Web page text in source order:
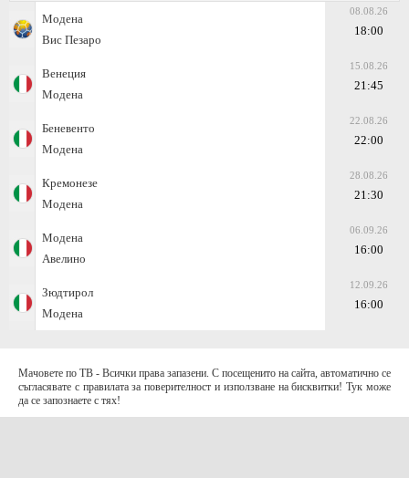
Модена
Вис Пезаро
08.08.26
18:00
Венеция
Модена
15.08.26
21:45
Беневенто
Модена
22.08.26
22:00
Кремонезе
Модена
28.08.26
21:30
Модена
Авелино
06.09.26
16:00
Зюдтирол
Модена
12.09.26
16:00
Мачовете по ТВ - Всички права запазени. С посещенито на сайта, автоматично се
съгласявате с правилата за поверителност и използване на бисквитки! Тук може
да се запознаете с тях!